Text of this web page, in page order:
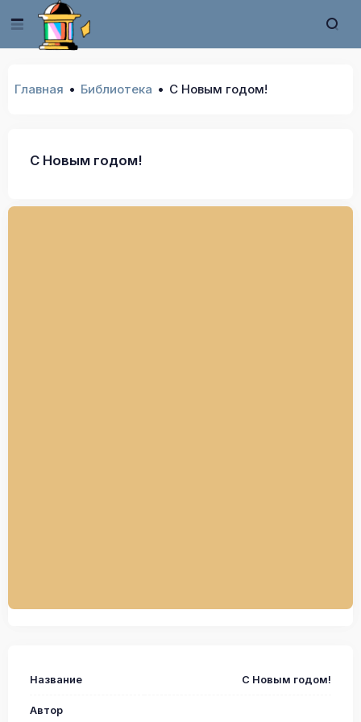
Главная Библиотека С Новым годом!
С Новым годом!
Название С Новым годом!
Автор